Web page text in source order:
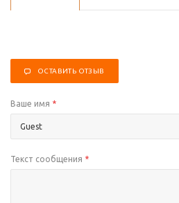
ОСТАВИТЬ ОТЗЫВ
Ваше имя *
Текст сообщения *